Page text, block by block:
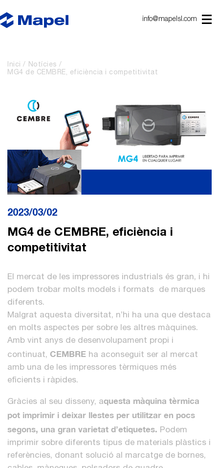
info@mapelsl.com
Inici
Notícies
MG4 de CEMBRE, eficiència i competitivitat
2023/03/02
MG4 de CEMBRE, eficiència i
competitivitat
El mercat de les impressores industrials és gran, i hi
podem trobar molts models i formats de marques
diferents.
Malgrat aquesta diversitat, n’hi ha una que destaca
en molts aspectes per sobre les altres màquines.
Amb vint anys de desenvolupament propi i
continuat, CEMBRE ha aconseguit ser al mercat
amb una de les impressores tèrmiques més
eficients i ràpides.
Gràcies al seu disseny, aquesta màquina tèrmica
pot imprimir i deixar llestes per utilitzar en pocs
segons, una gran varietat d’etiquetes. Podem
imprimir sobre diferents tipus de materials plàstics i
referències, donant solució al marcatge de bornes,